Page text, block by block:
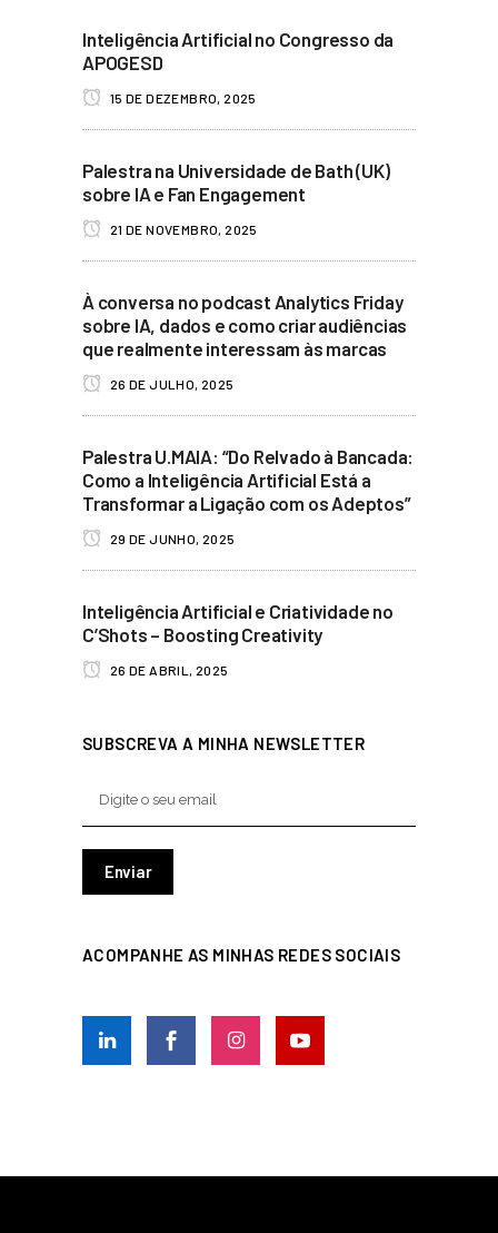
Inteligência Artificial no Congresso da
APOGESD
15 DE DEZEMBRO, 2025
Palestra na Universidade de Bath (UK)
sobre IA e Fan Engagement
21 DE NOVEMBRO, 2025
À conversa no podcast Analytics Friday
sobre IA, dados e como criar audiências
que realmente interessam às marcas
26 DE JULHO, 2025
Palestra U.MAIA: “Do Relvado à Bancada:
Como a Inteligência Artificial Está a
Transformar a Ligação com os Adeptos”
29 DE JUNHO, 2025
Inteligência Artificial e Criatividade no
C’Shots – Boosting Creativity
26 DE ABRIL, 2025
SUBSCREVA A MINHA NEWSLETTER
ACOMPANHE AS MINHAS REDES SOCIAIS